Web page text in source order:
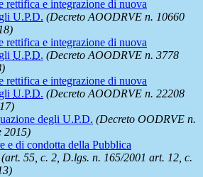
rettifica e integrazione di nuova
U.P.D. (Decreto AOODRVE n. 10660
rettifica e integrazione di nuova
U.P.D. (Decreto AOODRVE n. 3778
rettifica e integrazione di nuova
U.P.D. (Decreto AOODRVE n. 22208
degli U.P.D. (Decreto OODRVE n.
2015)
e di condotta della Pubblica
(art. 55, c. 2, D.lgs. n. 165/2001 art. 12, c.